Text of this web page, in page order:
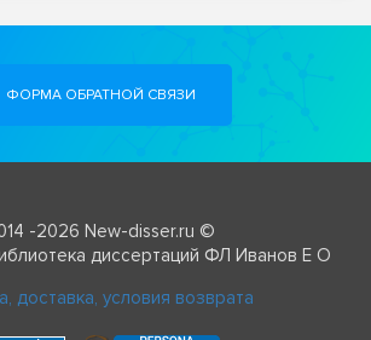
ФОРМА ОБРАТНОЙ СВЯЗИ
-2026 New-disser.ru ©
диссертаций ФЛ Иванов Е О
доставка, условия возврата